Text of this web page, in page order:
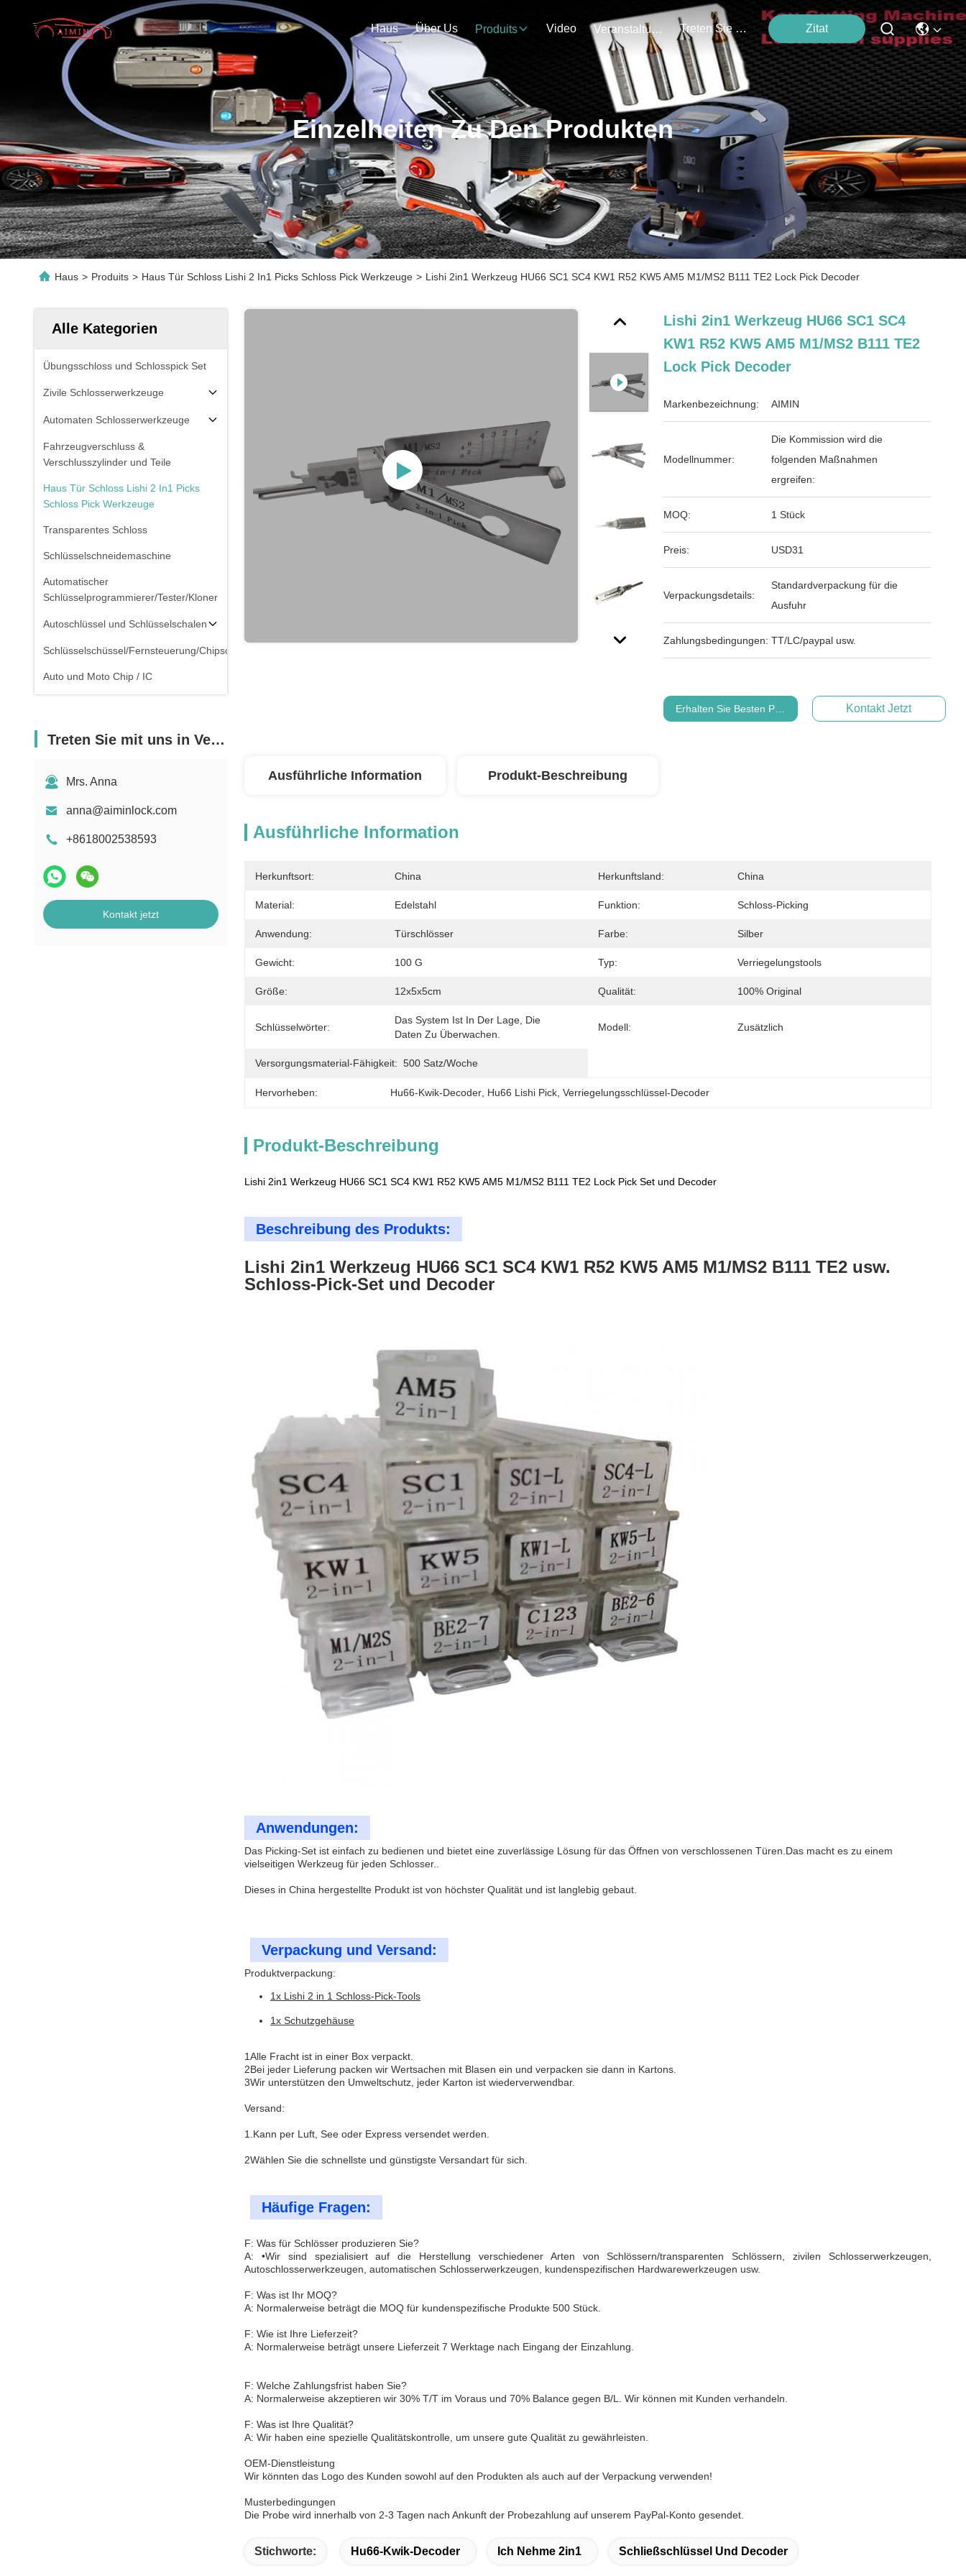
Haus Über Us Produits Video Veranstaltungen Treten Sie Mit Uns In Verbindung Zitat
Einzelheiten Zu Den Produkten
Haus > Produits > Haus Tür Schloss Lishi 2 In1 Picks Schloss Pick Werkzeuge > Lishi 2in1 Werkzeug HU66 SC1 SC4 KW1 R52 KW5 AM5 M1/MS2 B111 TE2 Lock Pick Decoder
Alle Kategorien
Übungsschloss und Schlosspick Set
Zivile Schlosserwerkzeuge
Automaten Schlosserwerkzeuge
Fahrzeugverschluss &
Verschlusszylinder und Teile
Haus Tür Schloss Lishi 2 In1 Picks
Schloss Pick Werkzeuge
Transparentes Schloss
Schlüsselschneidemaschine
Automatischer
Schlüsselprogrammierer/Tester/Kloner
Autoschlüssel und Schlüsselschalen
Schlüsselschüssel/Fernsteuerung/Chipschlüssel
Auto und Moto Chip / IC
Treten Sie mit uns in Verbindung
Mrs. Anna
anna@aiminlock.com
+8618002538593
Kontakt jetzt
Lishi 2in1 Werkzeug HU66 SC1 SC4
KW1 R52 KW5 AM5 M1/MS2 B111 TE2
Lock Pick Decoder
Markenbezeichnung: AIMIN
Modellnummer:
Die Kommission wird die
folgenden Maßnahmen
ergreifen:
MOQ: 1 Stück
Preis: USD31
Verpackungsdetails:
Standardverpackung für die
Ausfuhr
Zahlungsbedingungen: TT/LC/paypal usw.
Erhalten Sie Besten Preis Kontakt Jetzt
Ausführliche Information Produkt-Beschreibung
Ausführliche Information
Herkunftsort: China Herkunftsland: China
Material: Edelstahl Funktion: Schloss-Picking
Anwendung: Türschlösser Farbe: Silber
Gewicht: 100 G Typ: Verriegelungstools
Größe: 12x5x5cm Qualität: 100% Original
Schlüsselwörter:
Das System Ist In Der Lage, Die
Daten Zu Überwachen.
Modell: Zusätzlich
Versorgungsmaterial-Fähigkeit: 500 Satz/Woche
Hervorheben: Hu66-Kwik-Decoder Hu66 Lishi Pick , Verriegelungsschlüssel-Decoder
Produkt-Beschreibung
Lishi 2in1 Werkzeug HU66 SC1 SC4 KW1 R52 KW5 AM5 M1/MS2 B111 TE2 Lock Pick Set und Decoder
Beschreibung des Produkts:
Lishi 2in1 Werkzeug HU66 SC1 SC4 KW1 R52 KW5 AM5 M1/MS2 B111 TE2 usw.
Schloss-Pick-Set und Decoder
Anwendungen:
Das Picking-Set ist einfach zu bedienen und bietet eine zuverlässige Lösung für das Öffnen von verschlossenen Türen.Das macht es zu einem
vielseitigen Werkzeug für jeden Schlosser..
Dieses in China hergestellte Produkt ist von höchster Qualität und ist langlebig gebaut.
Verpackung und Versand:
Produktverpackung:
1x Lishi 2 in 1 Schloss-Pick-Tools
1x Schutzgehäuse
1Alle Fracht ist in einer Box verpackt.
2Bei jeder Lieferung packen wir Wertsachen mit Blasen ein und verpacken sie dann in Kartons.
3Wir unterstützen den Umweltschutz, jeder Karton ist wiederverwendbar.
Versand:
1.Kann per Luft, See oder Express versendet werden.
2Wählen Sie die schnellste und günstigste Versandart für sich.
Häufige Fragen:
F: Was für Schlösser produzieren Sie?
A: •Wir sind spezialisiert auf die Herstellung verschiedener Arten von Schlössern/transparenten Schlössern, zivilen Schlosserwerkzeugen,
Autoschlosserwerkzeugen, automatischen Schlosserwerkzeugen, kundenspezifischen Hardwarewerkzeugen usw.
F: Was ist Ihr MOQ?
A: Normalerweise beträgt die MOQ für kundenspezifische Produkte 500 Stück.
F: Wie ist Ihre Lieferzeit?
A: Normalerweise beträgt unsere Lieferzeit 7 Werktage nach Eingang der Einzahlung.
F: Welche Zahlungsfrist haben Sie?
A: Normalerweise akzeptieren wir 30% T/T im Voraus und 70% Balance gegen B/L. Wir können mit Kunden verhandeln.
F: Was ist Ihre Qualität?
A: Wir haben eine spezielle Qualitätskontrolle, um unsere gute Qualität zu gewährleisten.
OEM-Dienstleistung
Wir könnten das Logo des Kunden sowohl auf den Produkten als auch auf der Verpackung verwenden!
Musterbedingungen
Die Probe wird innerhalb von 2-3 Tagen nach Ankunft der Probezahlung auf unserem PayPal-Konto gesendet.
Stichworte: Hu66-Kwik-Decoder Ich Nehme 2in1 Schließschlüssel Und Decoder